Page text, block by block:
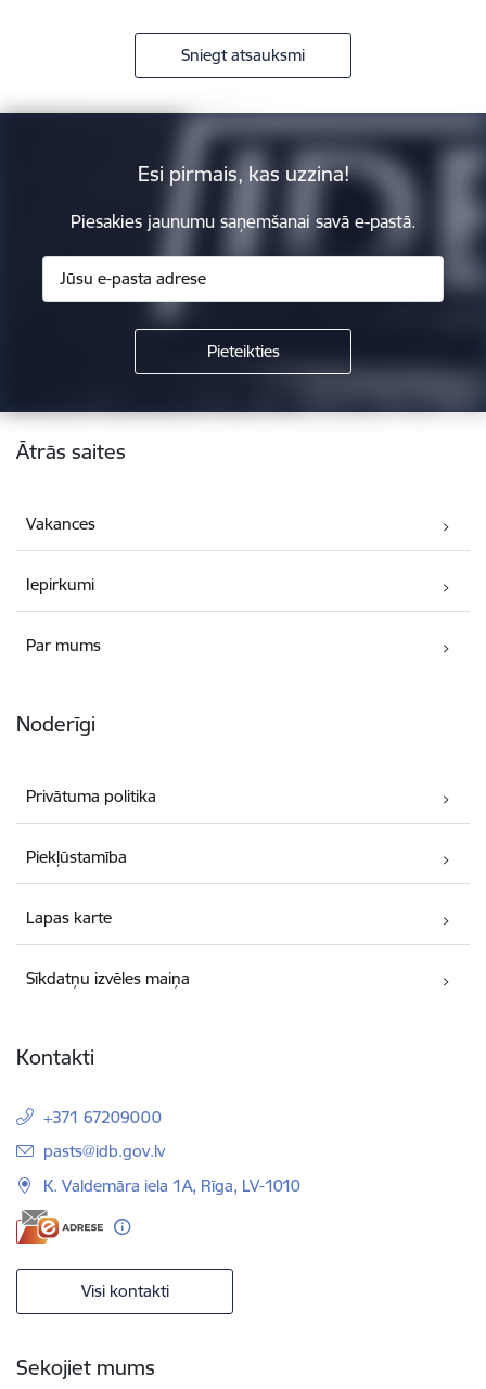
Sniegt atsauksmi
Esi pirmais, kas uzzina!
Piesakies jaunumu saņemšanai savā e-pastā.
Kājene
Ātrās saites
Vakances
Iepirkumi
Par mums
Noderīgi
Privātuma politika
Piekļūstamība
Lapas karte
Sīkdatņu izvēles maiņa
Kontakti
+371 67209000
E-pasts:
pasts@idb.gov.lv
K. Valdemāra iela 1A, Rīga, LV-1010
Visi kontakti
Sekojiet mums